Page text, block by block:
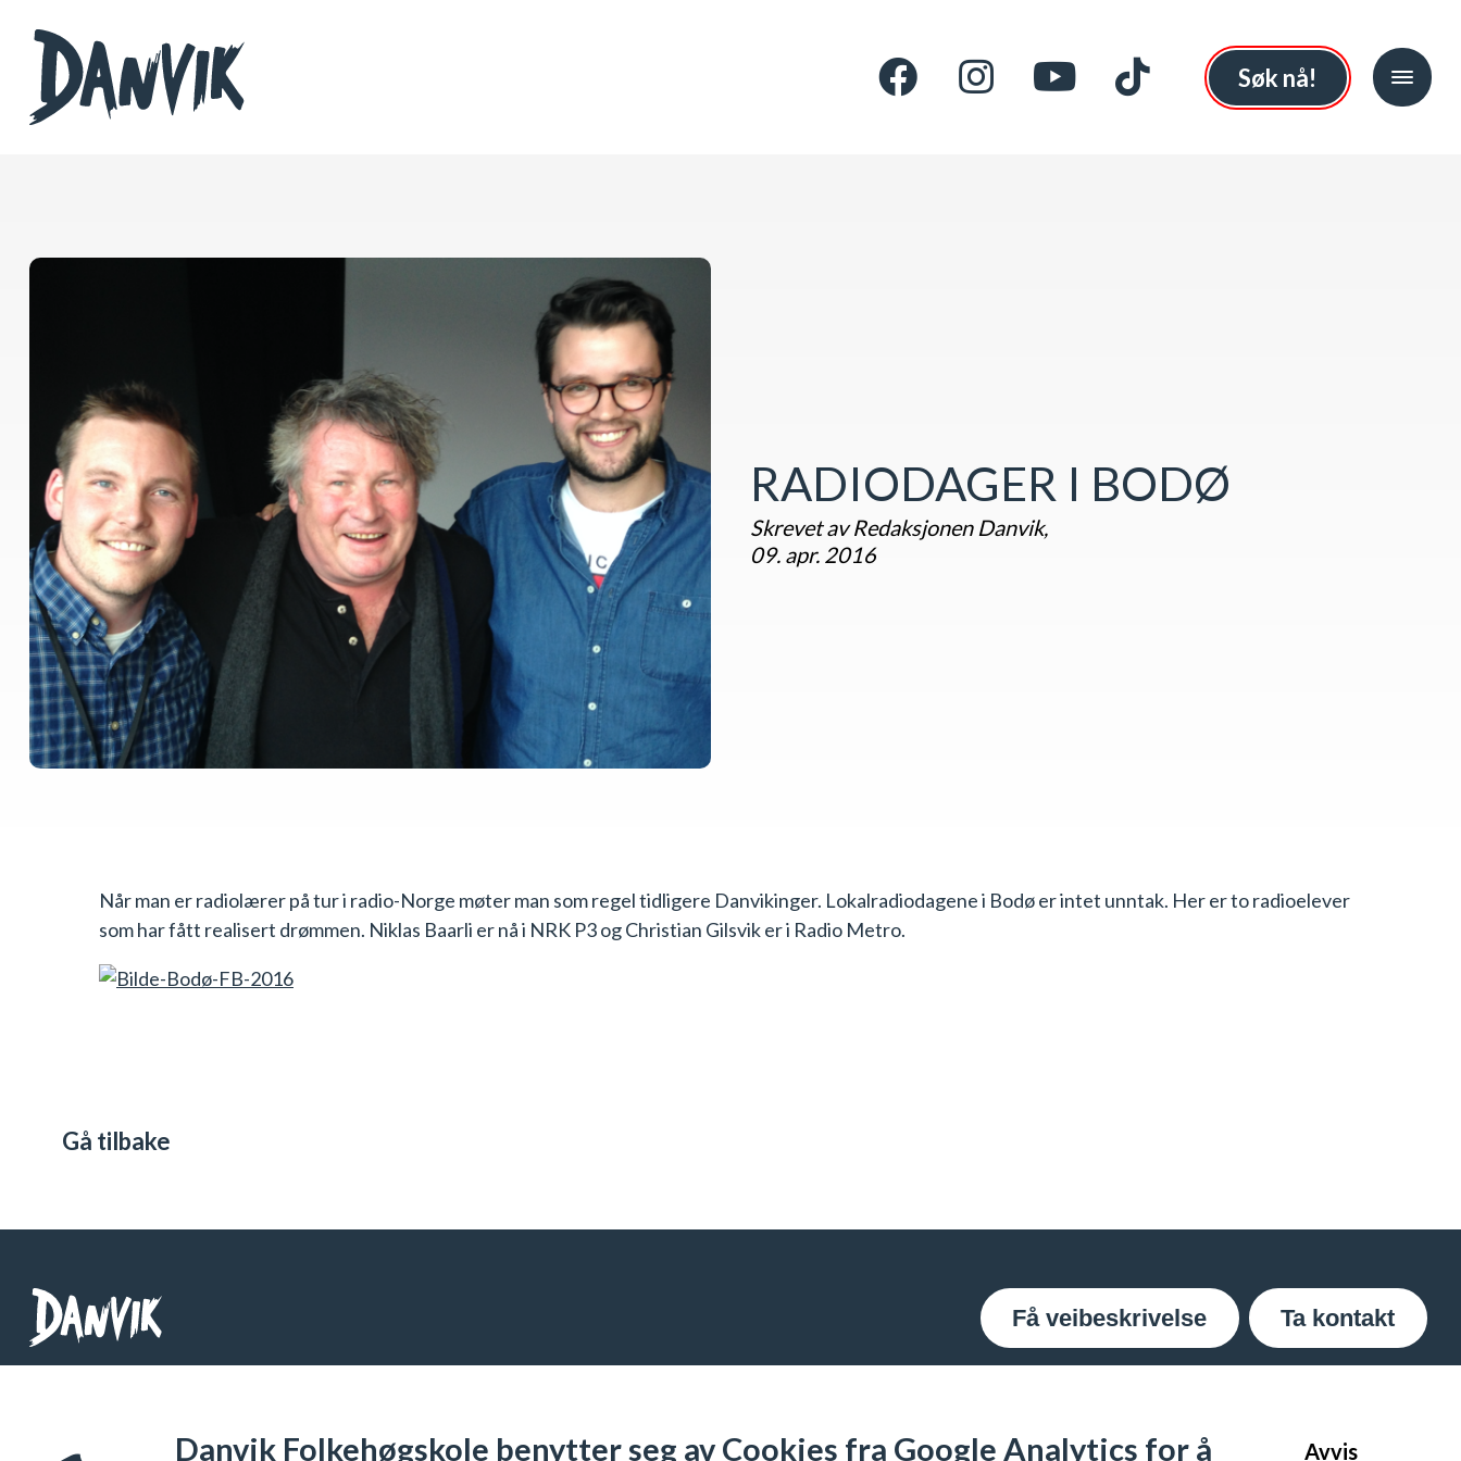
Danvik Folkehøgskole benytter seg av Cookies fra Google Analytics for å Avvis
Søk nå!
RADIODAGER I BODØ
Skrevet av Redaksjonen Danvik,
09. apr. 2016
Når man er radiolærer på tur i radio-Norge møter man som regel tidligere Danvikinger. Lokalradiodagene i Bodø er intet unntak. Her er to radioelever
som har fått realisert drømmen. Niklas Baarli er nå i NRK P3 og Christian Gilsvik er i Radio Metro.
Gå tilbake
Få veibeskrivelse Ta kontakt